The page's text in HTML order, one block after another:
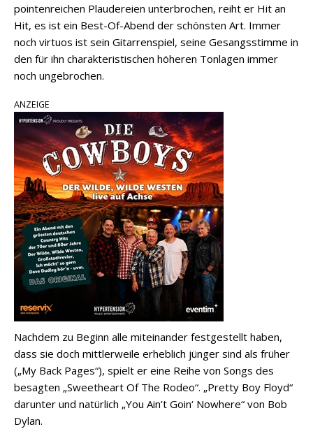
pointenreichen Plaudereien unterbrochen, reiht er Hit an
Hit, es ist ein Best-Of-Abend der schönsten Art. Immer
noch virtuos ist sein Gitarrenspiel, seine Gesangsstimme in
den für ihn charakteristischen höheren Tonlagen immer
noch ungebrochen.
ANZEIGE
Nachdem zu Beginn alle miteinander festgestellt haben,
dass sie doch mittlerweile erheblich jünger sind als früher
(„My Back Pages“), spielt er eine Reihe von Songs des
besagten „Sweetheart Of The Rodeo“. „Pretty Boy Floyd“
darunter und natürlich „You Ain’t Goin‘ Nowhere“ von Bob
Dylan.